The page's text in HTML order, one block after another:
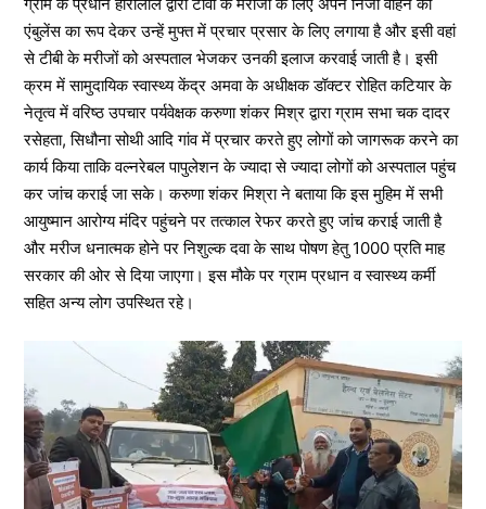
एंबुलेंस का रूप देकर उन्हें मुफ्त में प्रचार प्रसार के लिए लगाया है और इसी वहां
से टीबी के मरीजों को अस्पताल भेजकर उनकी इलाज करवाई जाती है। इसी
क्रम में सामुदायिक स्वास्थ्य केंद्र अमवा के अधीक्षक डॉक्टर रोहित कटियार के
नेतृत्व में वरिष्ठ उपचार पर्यवेक्षक करुणा शंकर मिश्र द्वारा ग्राम सभा चक दादर
रसेहता, सिधौना सोथी आदि गांव में प्रचार करते हुए लोगों को जागरूक करने का
कार्य किया ताकि वल्नरेबल पापुलेशन के ज्यादा से ज्यादा लोगों को अस्पताल पहुंच
कर जांच कराई जा सके। करुणा शंकर मिश्रा ने बताया कि इस मुहिम में सभी
आयुष्मान आरोग्य मंदिर पहुंचने पर तत्काल रेफर करते हुए जांच कराई जाती है
और मरीज धनात्मक होने पर निशुल्क दवा के साथ पोषण हेतु 1000 प्रति माह
सरकार की ओर से दिया जाएगा। इस मौके पर ग्राम प्रधान व स्वास्थ्य कर्मी
सहित अन्य लोग उपस्थित रहे।